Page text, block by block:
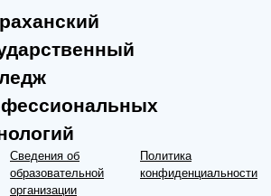
Сведения об
образовательной
организации
Политика
конфиденциальности